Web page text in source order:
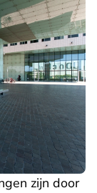
zijn door